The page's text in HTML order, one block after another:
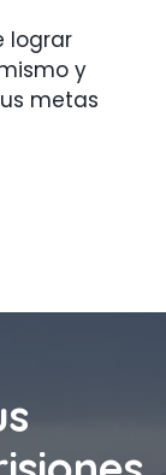
lograr
y
metas